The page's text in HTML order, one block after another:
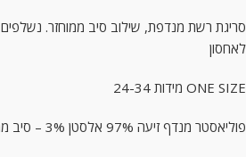
סריגת רשת מנדפת, שילוב סיב ממוחזר.
לאחסון
מידות 24-34 ONE SIZE
פוליאסטר מנדף זיעה 97% אלסטן 3% – סיב ממוחזר